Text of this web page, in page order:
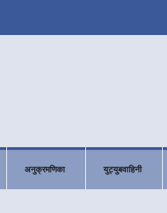
अनुक्रमणिका युट्युबवाहिनी